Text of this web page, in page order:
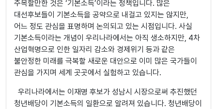
주목할만한 것은 ‘기본소득’이라는 정책입니다. 많은
대선후보들이 기본소득을 공약으로 내걸고 있지는 않지만,
어느 정도 관심을 표명하며 논의되고 있는 시점입니다. 사실
기본소득이라는 개념이 우리나라에서는 아직 생소하지만, 4차
산업혁명으로 인한 일자리 감소와 경제위기 등과 같은
불안정한 미래를 극복할 새로운 대안으로 이미 많은 국가들이
관심을 가지며 세계 곳곳에서 실험하고 있습니다.
우리나라에서는 이재명 후보가 성남시 시장으로써 추진했던
청년배당이 기본소득의 일환으로 알려져 있습니다. 청년배당이